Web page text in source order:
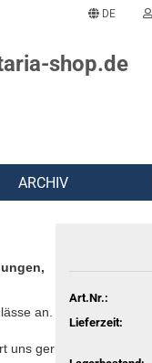
DE
shop.de
ARCHIV
an.
uns gern:
Art.Nr.:
Lieferzeit: